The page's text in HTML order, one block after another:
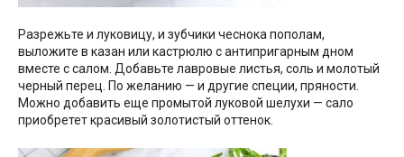
Разрежьте и луковицу, и зубчики чеснока пополам,
выложите в казан или кастрюлю с антипригарным дном
вместе с салом. Добавьте лавровые листья, соль и молотый
черный перец. По желанию — и другие специи, пряности.
Можно добавить еще промытой луковой шелухи — сало
приобретет красивый золотистый оттенок.